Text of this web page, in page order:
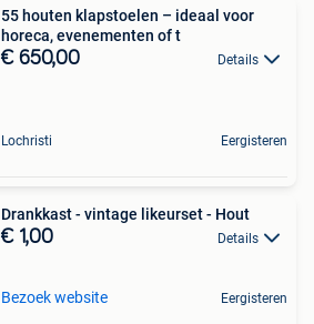
55 houten klapstoelen – ideaal voor
horeca, evenementen of t
€ 650,00 Details
Lochristi Eergisteren
Drankkast - vintage likeurset - Hout
€ 1,00 Details
Bezoek website Eergisteren